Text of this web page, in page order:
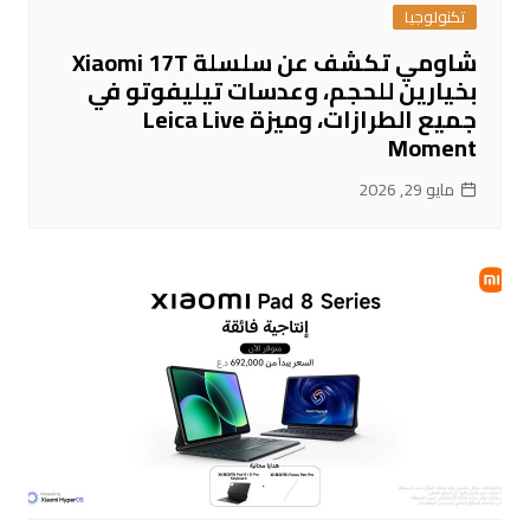
تكنولوجيا
شاومي تكشف عن سلسلة Xiaomi 17T
بخيارين للحجم، وعدسات تيليفوتو في
جميع الطرازات، وميزة Leica Live
Moment
مايو 29, 2026